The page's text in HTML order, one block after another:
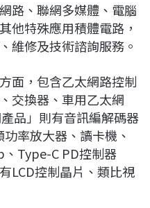
路、聯網多媒體、電腦
他特殊應用積體電路，
維修及技術諮詢服務。
面，包含乙太網路控制
交換器、車用乙太網
品」則有音訊編解碼器
功率放大器、讀卡機、
Type-C PD控制器
LCD控制晶片、類比視